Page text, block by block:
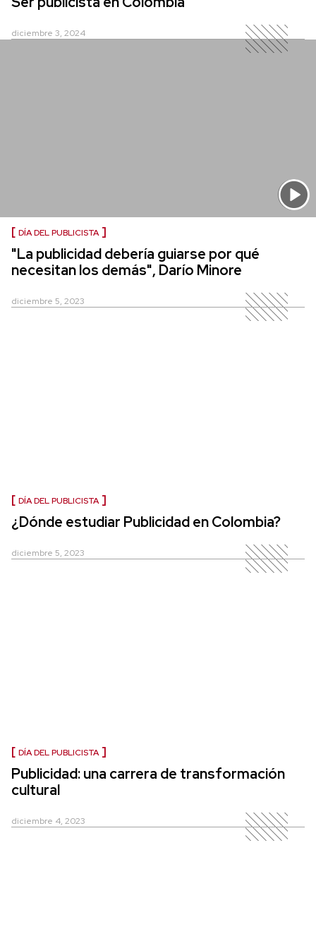
diciembre 3, 2024
DÍA DEL PUBLICISTA
"La publicidad debería guiarse por qué
necesitan los demás", Darío Minore
diciembre 5, 2023
DÍA DEL PUBLICISTA
¿Dónde estudiar Publicidad en Colombia?
diciembre 5, 2023
DÍA DEL PUBLICISTA
Publicidad: una carrera de transformación
cultural
diciembre 4, 2023